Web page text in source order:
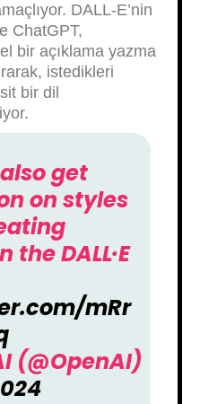
DALL-E’nin
ChatGPT,
bir açıklama yazma
istedikleri
bir dil
get
on styles
the DALL·E
mRr
(@OpenAI)